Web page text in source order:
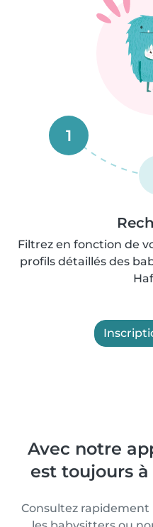
1
Filtrez en fonction de
profils détaillés des
Avec notre
est toujours
Consultez